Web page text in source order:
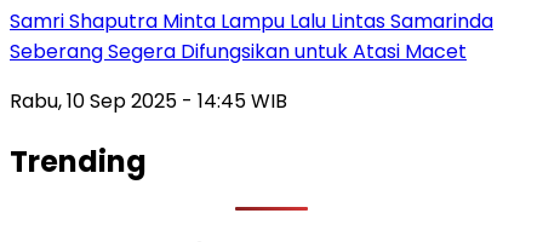
Samri Shaputra Minta Lampu Lalu Lintas Samarinda
Seberang Segera Difungsikan untuk Atasi Macet
Rabu, 10 Sep 2025 - 14:45 WIB
Trending